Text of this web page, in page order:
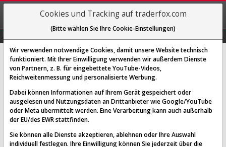
REGIS-
TRIEREN
Boston Scientific Corp.
[BSX | WKN 884113 | ISIN US1011371077]
49,343 $ 0,09 %
Echtzeit-Aktienkurs 07.08.2026 19:59 Uhr
BID:49,300 $
Website:
http://www.bsci.com
Cookies und Tracking auf traderfox.com
(Bitte wählen Sie Ihre Cookie-Einstellungen)
Wir verwenden notwendige Cookies, damit unsere Website technisch
funktioniert. Mit Ihrer Einwilligung verwenden wir außerdem Dienste
von Partnern, z. B. für eingebettete YouTube-Videos,
Reichweitenmessung und personalisierte Werbung.
Dabei können Informationen auf Ihrem Gerät gespeichert oder
ausgelesen und Nutzungsdaten an Drittanbieter wie Google/YouTube
oder Meta übermittelt werden. Eine Verarbeitung kann auch außerhalb
der EU/des EWR stattfinden.
Sie können alle Dienste akzeptieren, ablehnen oder Ihre Auswahl
individuell festlegen. Ihre Einwilligung können Sie jederzeit über die